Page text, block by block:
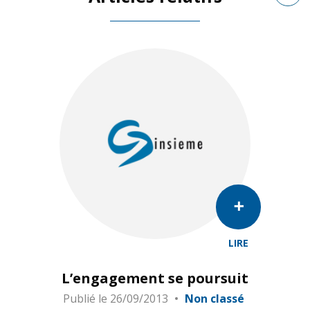
LIRE
L’engagement se poursuit
Publié le 26/09/2013 Non classé